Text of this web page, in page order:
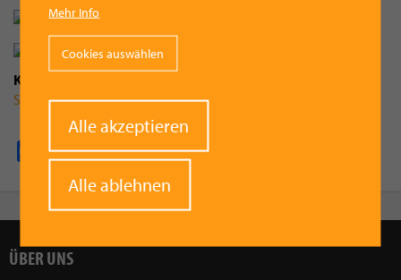
Kategorie
Sport
Facebook
Pinterest
X WhatsApp
Email
ÜBER UNS
Mehr Info
Cookies auswählen
Alle akzeptieren
Alle ablehnen